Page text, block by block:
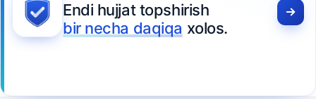
Endi hujjat topshirish
bir necha daqiqa xolos.